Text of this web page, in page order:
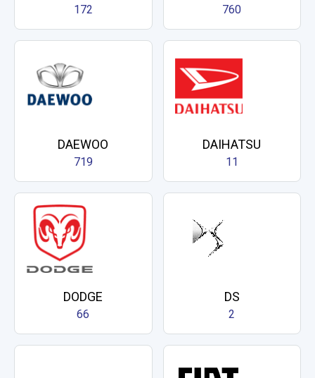
172 760
DAEWOO
719
DAIHATSU
11
DODGE
66
DS
2